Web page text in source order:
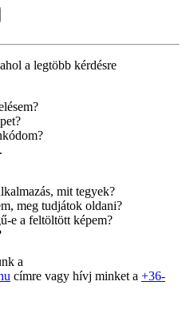
a legtöbb kérdésre
mit tegyek?
meg tudjátok oldani?
e a feltöltött képem?
a
címre vagy hívj minket a +36-